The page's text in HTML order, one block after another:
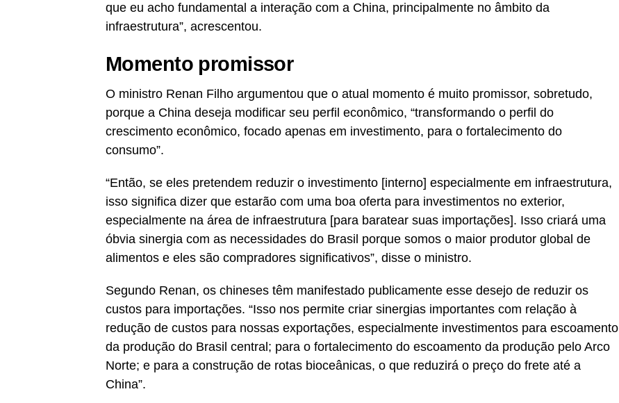
que eu acho fundamental a interação com a China, principalmente no âmbito da
infraestrutura”, acrescentou.
Momento promissor
O ministro Renan Filho argumentou que o atual momento é muito promissor, sobretudo,
porque a China deseja modificar seu perfil econômico, “transformando o perfil do
crescimento econômico, focado apenas em investimento, para o fortalecimento do
consumo”.
“Então, se eles pretendem reduzir o investimento [interno] especialmente em infraestrutura,
isso significa dizer que estarão com uma boa oferta para investimentos no exterior,
especialmente na área de infraestrutura [para baratear suas importações]. Isso criará uma
óbvia sinergia com as necessidades do Brasil porque somos o maior produtor global de
alimentos e eles são compradores significativos”, disse o ministro.
Segundo Renan, os chineses têm manifestado publicamente esse desejo de reduzir os
custos para importações. “Isso nos permite criar sinergias importantes com relação à
redução de custos para nossas exportações, especialmente investimentos para escoamento
da produção do Brasil central; para o fortalecimento do escoamento da produção pelo Arco
Norte; e para a construção de rotas bioceânicas, o que reduzirá o preço do frete até a
China”.